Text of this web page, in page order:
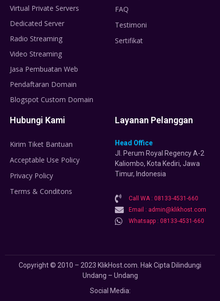
Virtual Private Servers
Dedicated Server
Radio Streaming
Video Streaming
Jasa Pembuatan Web
Pendaftaran Domain
Blogspot Custom Domain
FAQ
Testimoni
Sertifikat
Hubungi Kami
Kirim Tiket Bantuan
Acceptable Use Policy
Privacy Policy
Terms & Conditons
Layanan Pelanggan
Head Office
Jl. Perum Royal Regency A-2
Kaliombo, Kota Kediri, Jawa
Timur, Indonesia
Call WA : 08133-4531-660
Email : admin@klikhost.com
Whatsapp : 08133-4531-660
Copyright © 2010 – 2023 KlikHost.com. Hak Cipta Dilindungi
Undang – Undang
Social Media: